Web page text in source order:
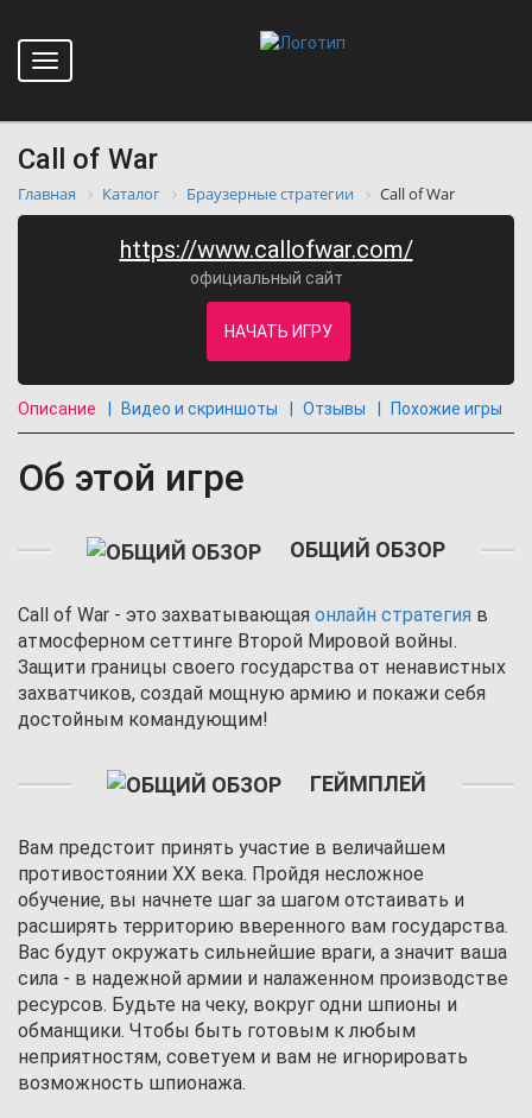
Toggle
navigation
Call of War
Главная Каталог Браузерные стратегии Call of War
https://www.callofwar.com/
официальный сайт
НАЧАТЬ ИГРУ
Описание Видео и скриншоты Отзывы Похожие игры
Об этой игре
ОБЩИЙ ОБЗОР
Call of War - это захватывающая онлайн стратегия в
атмосферном сеттинге Второй Мировой войны.
Защити границы своего государства от ненавистных
захватчиков, создай мощную армию и покажи себя
достойным командующим!
ГЕЙМПЛЕЙ
Вам предстоит принять участие в величайшем
противостоянии XX века. Пройдя несложное
обучение, вы начнете шаг за шагом отстаивать и
расширять территорию вверенного вам государства.
Вас будут окружать сильнейшие враги, а значит ваша
сила - в надежной армии и налаженном производстве
ресурсов. Будьте на чеку, вокруг одни шпионы и
обманщики. Чтобы быть готовым к любым
неприятностям, советуем и вам не игнорировать
возможность шпионажа.